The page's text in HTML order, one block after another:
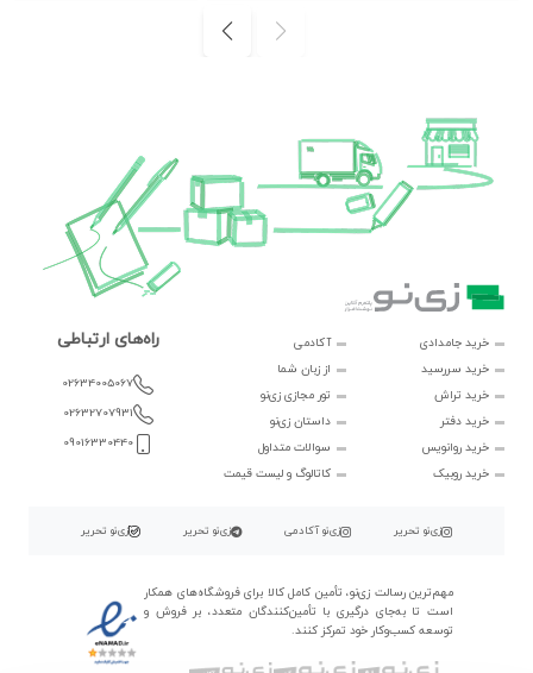
خرید جامدادی
خرید سررسید
خرید تراش
خرید دفتر
خرید روانویس
خرید روبیک
آکادمی
از زبان شما
تور مجازی زی‌نو
داستان زی‌نو
سوالات متداول
کاتالوگ و لیست قیمت
راه‌های ارتباطی
02634005067
02632707931
09016330440
زی‌نو تحریر زی‌نو آکادمی زی‌نو تحریر زی‌نو تحریر
مهم‌ترین رسالت زی‌نو، تأمین کامل کالا برای فروشگاه‌های همکار
است تا به‌جای درگیری با تأمین‌کنندگان متعدد، بر فروش و
توسعه کسب‌وکار خود تمرکز کنند.